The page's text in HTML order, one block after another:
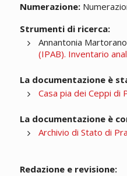
Numerazione:
Strumenti di ricerca:
Annantonia
(IPAB). Inventario
La documentazione è
Casa pia dei Ceppi di
La documentazione è
Archivio di Stato di
Redazione e revisione: